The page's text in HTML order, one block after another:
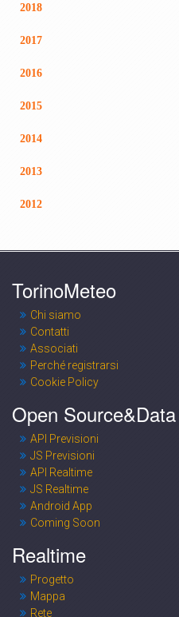
2018
2017
2016
2015
2014
2013
2012
TorinoMeteo
Chi siamo
Contatti
Associati
Perché registrarsi
Cookie Policy
Open Source&Data
API Previsioni
JS Previsioni
API Realtime
JS Realtime
Android App
Coming Soon
Realtime
Progetto
Mappa
Rete